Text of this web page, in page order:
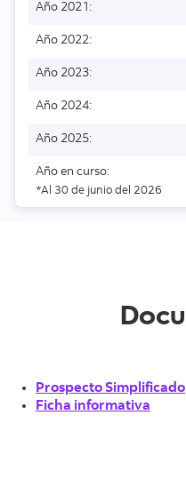
Año 2021:
Año 2022:
Año 2023:
Año 2024:
Año 2025:
Año en curso:
*Al 30 de junio del 2026
Prospecto Simplificado
Ficha informativa